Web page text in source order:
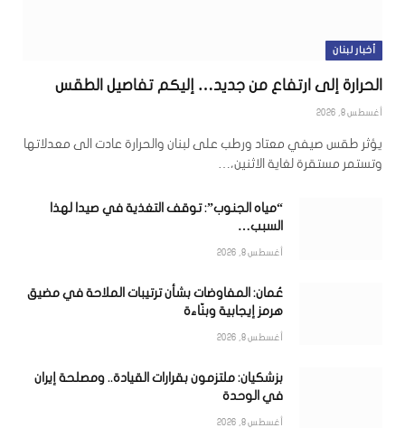
أخبار لبنان
الحرارة إلى ارتفاع من جديد… إليكم تفاصيل الطقس
أغسطس 8, 2026
يؤثر طقس صيفي معتاد ورطب على لبنان والحرارة عادت الى معدلاتها
وتستمر مستقرة لغاية الاثنين،…
“مياه الجنوب”: توقف التغذية في صيدا لهذا
السبب…
أغسطس 8, 2026
عُمان: المفاوضات بشأن ترتيبات الملاحة في مضيق
هرمز إيجابية وبنّاءة
أغسطس 8, 2026
بزشكيان: ملتزمون بقرارات القيادة.. ومصلحة إيران
في الوحدة
أغسطس 8, 2026